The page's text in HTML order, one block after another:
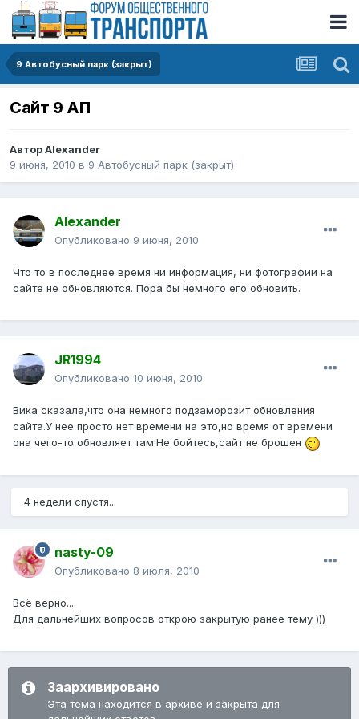
9 Автобусный парк (закрыт)
Сайт 9 АП
АвторAlexander
9 июня, 2010 в 9 Автобусный парк (закрыт)
Alexander
Опубликовано 9 июня, 2010
Что то в последнее время ни информация, ни фотографии на
сайте не обновляются. Пора бы немного его обновить.
JR1994
Опубликовано 10 июня, 2010
Вика сказала,что она немного подзаморозит обновления
сайта.У нее просто нет времени на это,но время от времени
она чего-то обновляет там.Не бойтесь,сайт не брошен
4 недели спустя...
nasty-09
Опубликовано 8 июля, 2010
Всё верно...
Для дальнейших вопросов открою закрытую ранее тему )))
Заархивировано
Эта тема находится в архиве и закрыта для